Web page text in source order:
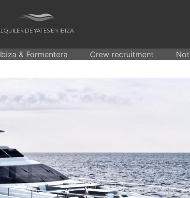
DE YATES EN IBIZA
Ibiza & Formentera Crew recruitment